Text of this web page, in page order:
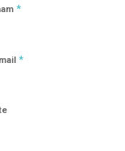
*
*